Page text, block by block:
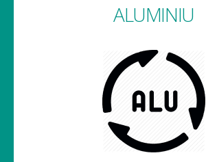
ALUMINIU